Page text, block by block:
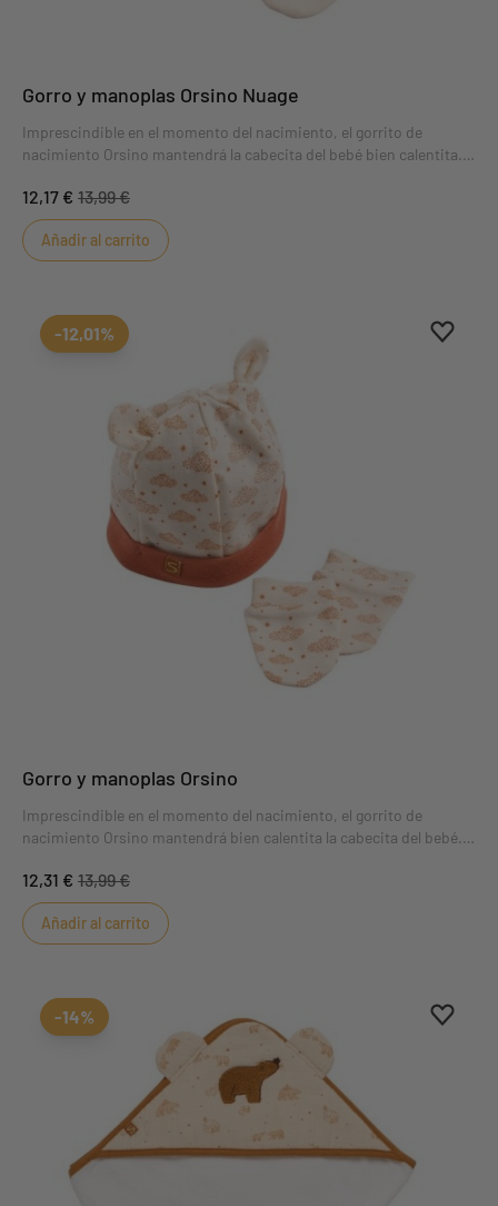
Gorro y manoplas Orsino Nuage
Imprescindible en el momento del nacimiento, el gorrito de
nacimiento Orsino mantendrá la cabecita del bebé bien calentita.
pijama de tu bebé. Colores de moda Crema y Camel.Certificado
Oeko-tex Standard 100, esta etiqueta garantiza la ausencia de
sustancias nocivas o irritantes para la piel.
12,17 € 13,99 €
Añadir al carrito
borrar
-12,01%
Gorro y manoplas Orsino
Imprescindible en el momento del nacimiento, el gorrito de
nacimiento Orsino mantendrá bien calentita la cabecita del bebé.
pijama temático. Colores de moda: crema y terracota.
12,31 € 13,99 €
Añadir al carrito
borrar
-14%